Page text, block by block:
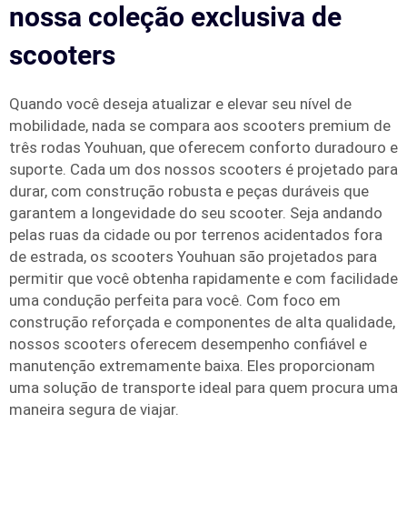
nossa coleção exclusiva de
scooters
Quando você deseja atualizar e elevar seu nível de
mobilidade, nada se compara aos scooters premium de
três rodas Youhuan, que oferecem conforto duradouro e
suporte. Cada um dos nossos scooters é projetado para
durar, com construção robusta e peças duráveis que
garantem a longevidade do seu scooter. Seja andando
pelas ruas da cidade ou por terrenos acidentados fora
de estrada, os scooters Youhuan são projetados para
permitir que você obtenha rapidamente e com facilidade
uma condução perfeita para você. Com foco em
construção reforçada e componentes de alta qualidade,
nossos scooters oferecem desempenho confiável e
manutenção extremamente baixa. Eles proporcionam
uma solução de transporte ideal para quem procura uma
maneira segura de viajar.